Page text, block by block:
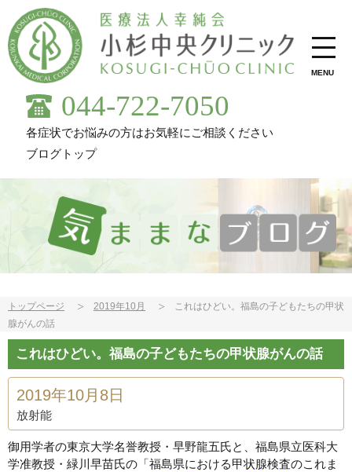
MENU
044-722-7050
各症状でお悩みの方はお気軽にご相談ください
ブログトップ
トップページ 2019年10月
これはひどい。福島の子どもたちの甲状
腺がんの話
これはひどい。福島の子どもたちの甲状腺がんの話
2019年10月8日
放射能
御用学者の東京大学名誉教授・早野龍五氏と、福島県立医科大
学准教授・緑川早苗氏の「福島県における甲状腺検査のこれま